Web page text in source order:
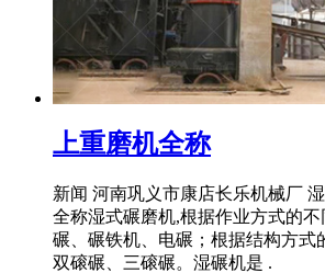
上重磨机全称
新闻 河南巩义市康店长乐机械厂
全称湿式碾磨机,根据作业方式的
碾、碾铁机、电碾；根据结构方式
双磙碾、三磙碾。湿碾机是 .